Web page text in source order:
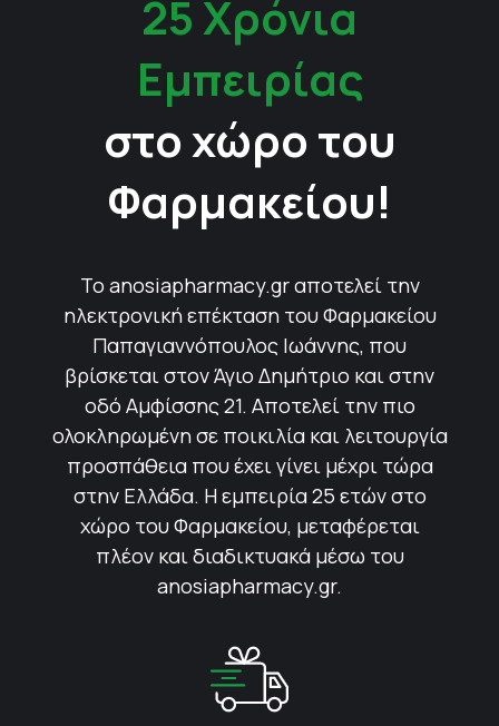
25 Χρόνια
Εμπειρίας
στο χώρο του
Φαρμακείου!
Το anosiapharmacy.gr αποτελεί την
ηλεκτρονική επέκταση του Φαρμακείου
Παπαγιαννόπουλος Ιωάννης, που
βρίσκεται στον Άγιο Δημήτριο και στην
οδό Αμφίσσης 21. Αποτελεί την πιο
ολοκληρωμένη σε ποικιλία και λειτουργία
προσπάθεια που έχει γίνει μέχρι τώρα
στην Ελλάδα. Η εμπειρία 25 ετών στο
χώρο του Φαρμακείου, μεταφέρεται
πλέον και διαδικτυακά μέσω του
anosiapharmacy.gr.